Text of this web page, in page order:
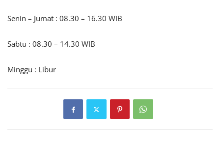
Senin – Jumat : 08.30 – 16.30 WIB
Sabtu : 08.30 – 14.30 WIB
Minggu : Libur